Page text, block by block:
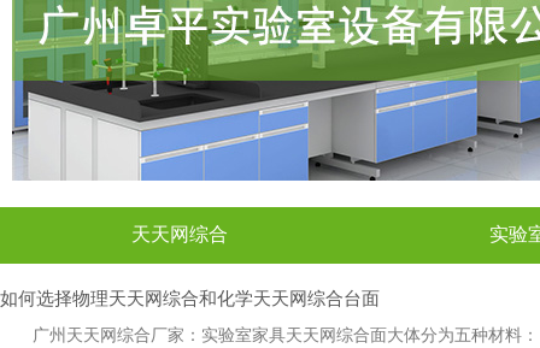
天天网综合 实验
如何选择物理天天网综合和化学天天网综合台面
广州天天网综合厂家：实验室家具天天网综合面大体分为五种材料：